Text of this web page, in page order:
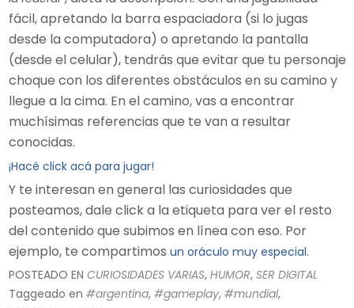
fácil, apretando la barra espaciadora (si lo jugas
desde la computadora) o apretando la pantalla
(desde el celular), tendrás que evitar que tu personaje
choque con los diferentes obstáculos en su camino y
llegue a la cima. En el camino, vas a encontrar
muchísimas referencias que te van a resultar
conocidas.
¡Hacé click acá para jugar!
Y te interesan en general las curiosidades que
posteamos, dale click a la etiqueta para ver el resto
del contenido que subimos en línea con eso. Por
ejemplo, te compartimos un oráculo muy especial.
POSTEADO EN CURIOSIDADES VARIAS, HUMOR, SER DIGITAL
Taggeado en #argentina, #gameplay, #mundial,